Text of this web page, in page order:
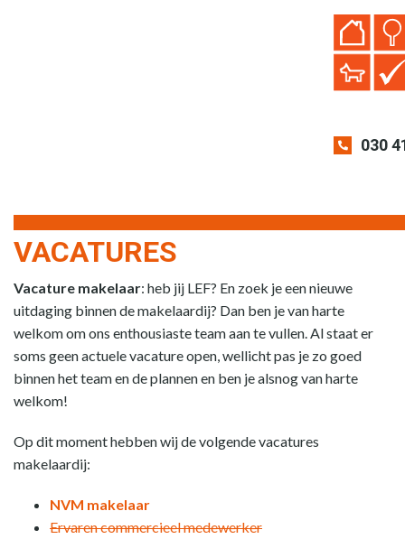
030
VACATURES
Vacature makelaar: heb jij LEF? En zoek je een nieuwe
uitdaging binnen de makelaardij? Dan ben je van harte
welkom om ons enthousiaste team aan te vullen. Al staat er
soms geen actuele vacature open, wellicht pas je zo goed
binnen het team en de plannen en ben je alsnog van harte
welkom!
Op dit moment hebben wij de volgende vacatures
makelaardij:
NVM makelaar
Ervaren commercieel medewerker